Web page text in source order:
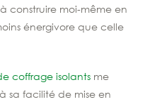
construire moi-même en
énergivore que celle
coffrage isolants me
sa facilité de mise en